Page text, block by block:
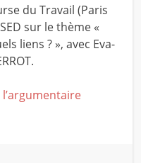
du Travail (Paris
sur le thème «
liens ? », avec Eva-